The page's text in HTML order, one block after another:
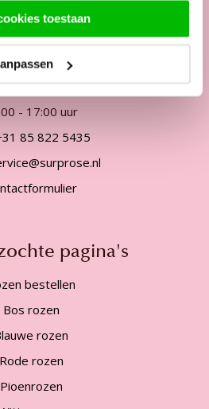
toestaan
van ma. t/m vrij. van
- 12:00 uur
- 17:00 uur
85 822 5435
pagina's
bestellen
Bos rozen
rozen
Rode rozen
Pioenrozen